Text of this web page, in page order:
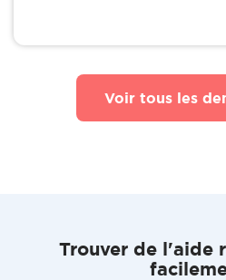
Voir tous les
Trouver de l'aide